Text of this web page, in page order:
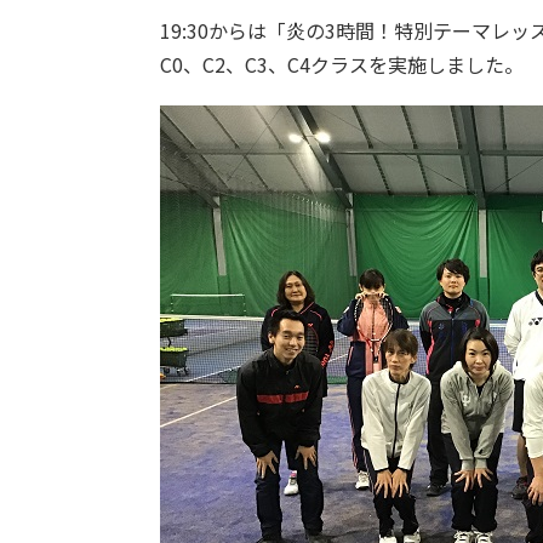
19:30からは「炎の3時間！特別テーマレッ
C0、C2、C3、C4クラスを実施しました。